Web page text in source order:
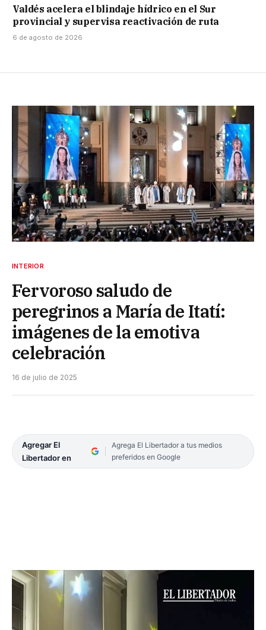
Valdés acelera el blindaje hídrico en el Sur
provincial y supervisa reactivación de ruta
6 de agosto de 2026
INTERIOR
Fervoroso saludo de
peregrinos a María de Itatí:
imágenes de la emotiva
celebración
16 de julio de 2025
Agregar El
Libertador en
Agrega El Libertador a tus medios
preferidos en Google